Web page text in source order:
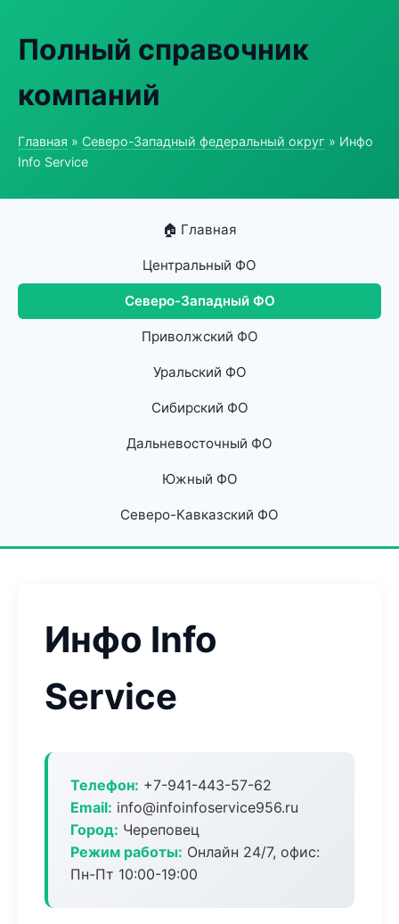
Полный справочник
компаний
Главная » Северо-Западный федеральный округ » Инфо
Info Service
🏠 Главная
Центральный ФО
Северо-Западный ФО
Приволжский ФО
Уральский ФО
Сибирский ФО
Дальневосточный ФО
Южный ФО
Северо-Кавказский ФО
Инфо Info
Service
Телефон: +7-941-443-57-62
Email: info@infoinfoservice956.ru
Город: Череповец
Режим работы: Онлайн 24/7, офис:
Пн-Пт 10:00-19:00